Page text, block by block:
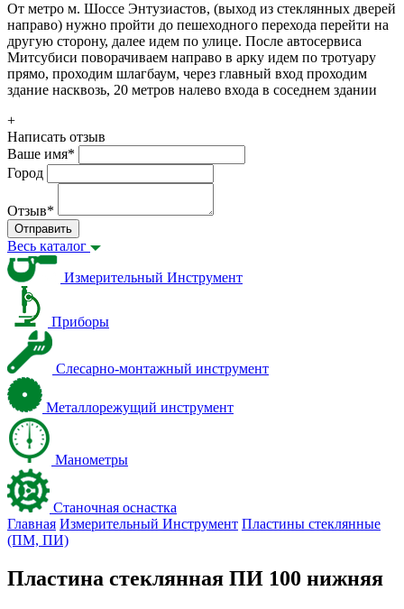
От метро м. Шоссе Энтузиастов, (выход из стеклянных дверей
направо) нужно пройти до пешеходного перехода перейти на
другую сторону, далее идем по улице. После автосервиса
Митсубиси поворачиваем направо в арку идем по тротуару
прямо, проходим шлагбаум, через главный вход проходим
здание насквозь, 20 метров налево входа в соседнем здании
+
Написать отзыв
Ваше имя*
Город
Отзыв*
Отправить
Весь каталог
Измерительный Инструмент
Приборы
Слесарно-монтажный инструмент
Металлорежущий инструмент
Манометры
Станочная оснастка
Главная Измерительный Инструмент Пластины стеклянные
(ПМ, ПИ)
Пластина стеклянная ПИ 100 нижняя